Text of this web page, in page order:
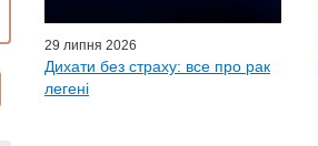
29 липня 2026
Дихати без страху: все про рак
легені